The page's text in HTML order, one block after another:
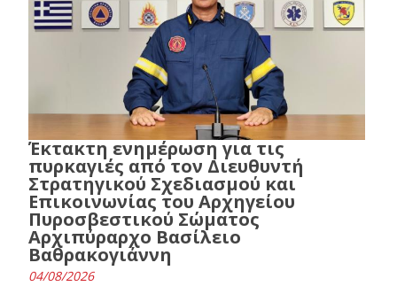
Έκτακτη ενημέρωση για τις
πυρκαγιές από τον Διευθυντή
Στρατηγικού Σχεδιασμού και
Επικοινωνίας του Αρχηγείου
Πυροσβεστικού Σώματος
Αρχιπύραρχο Βασίλειο
Βαθρακογιάννη
04/08/2026